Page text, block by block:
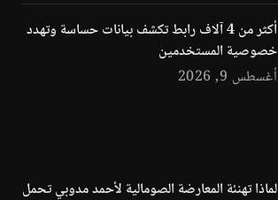
أكثر من 4 آلاف رابط تكشف بيانات حساسة وتهدد
خصوصية المستخدمين
أغسطس 9, 2026
لماذا تهنئة المعارضة الصومالية لأحمد مدوبي تحمل